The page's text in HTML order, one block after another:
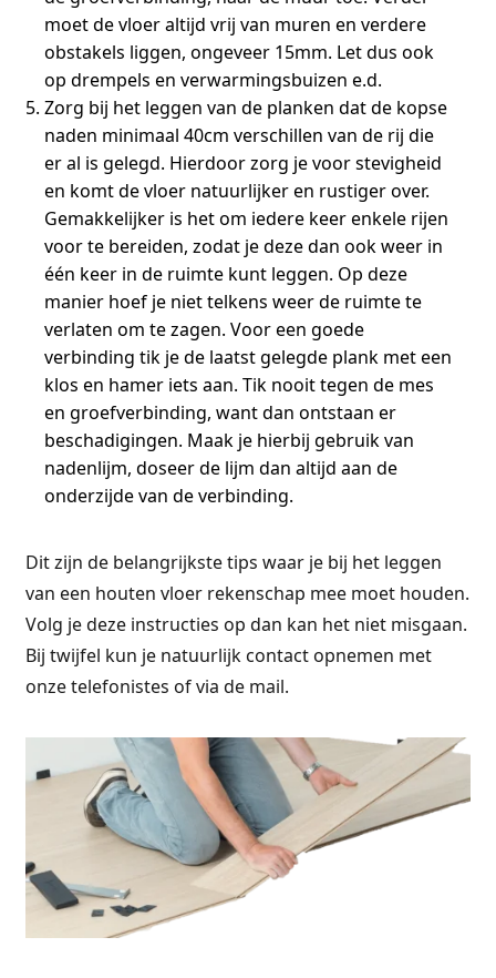
moet de vloer altijd vrij van muren en verdere
obstakels liggen, ongeveer 15mm. Let dus ook
op drempels en verwarmingsbuizen e.d.
Zorg bij het leggen van de planken dat de kopse
naden minimaal 40cm verschillen van de rij die
er al is gelegd. Hierdoor zorg je voor stevigheid
en komt de vloer natuurlijker en rustiger over.
Gemakkelijker is het om iedere keer enkele rijen
voor te bereiden, zodat je deze dan ook weer in
één keer in de ruimte kunt leggen. Op deze
manier hoef je niet telkens weer de ruimte te
verlaten om te zagen. Voor een goede
verbinding tik je de laatst gelegde plank met een
klos en hamer iets aan. Tik nooit tegen de mes
en groefverbinding, want dan ontstaan er
beschadigingen. Maak je hierbij gebruik van
nadenlijm, doseer de lijm dan altijd aan de
onderzijde van de verbinding.
Dit zijn de belangrijkste tips waar je bij het leggen
van een houten vloer rekenschap mee moet houden.
Volg je deze instructies op dan kan het niet misgaan.
Bij twijfel kun je natuurlijk contact opnemen met
onze telefonistes of via de mail.